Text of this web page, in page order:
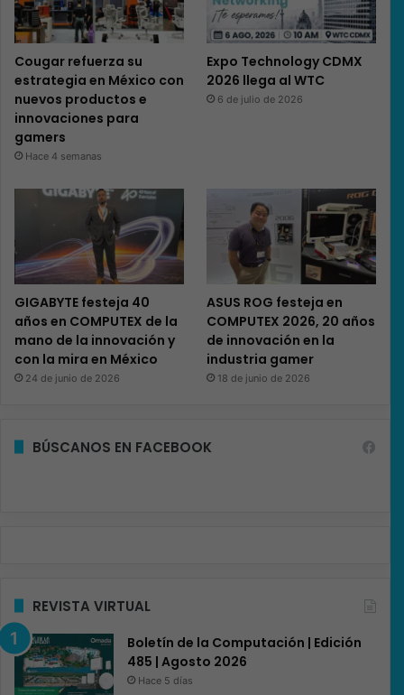
Cougar refuerza su
estrategia en México con
nuevos productos e
innovaciones para
gamers
Hace 4 semanas
Expo Technology CDMX
2026 llega al WTC
6 de julio de 2026
GIGABYTE festeja 40
años en COMPUTEX de la
mano de la innovación y
con la mira en México
24 de junio de 2026
ASUS ROG festeja en
COMPUTEX 2026, 20 años
de innovación en la
industria gamer
18 de junio de 2026
BÚSCANOS EN FACEBOOK
REVISTA VIRTUAL
Boletín de la Computación | Edición
485 | Agosto 2026
Hace 5 días